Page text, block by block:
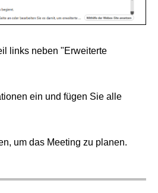
links neben "Erweiterte
ein und fügen Sie alle
um das Meeting zu planen.